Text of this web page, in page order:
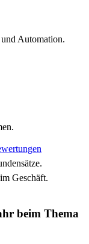
Automation.
Geschäft.
beim Thema